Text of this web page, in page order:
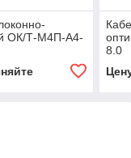
ОК/Т-М4П-А4-
8.0